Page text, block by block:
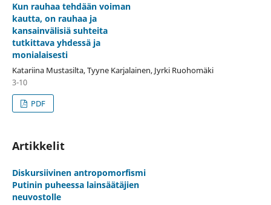
Kun rauhaa tehdään voiman
kautta, on rauhaa ja
kansainvälisiä suhteita
tutkittava yhdessä ja
monialaisesti
Katariina Mustasilta, Tyyne Karjalainen, Jyrki Ruohomäki
3-10
PDF
Artikkelit
Diskursiivinen antropomorfismi
Putinin puheessa lainsäätäjien
neuvostolle